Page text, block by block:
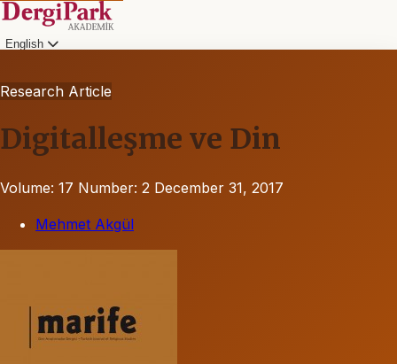
English
Research Article
Digitalleşme ve Din
Volume: 17 Number: 2 December 31, 2017
Mehmet Akgül